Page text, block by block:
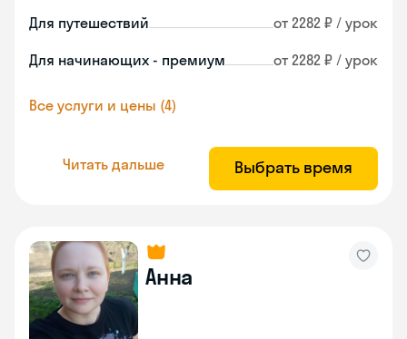
Для путешествий от 2282 ₽ / урок
Для начинающих - премиум от 2282 ₽ / урок
Все услуги и цены (4)
Читать дальше Выбрать время
Анна